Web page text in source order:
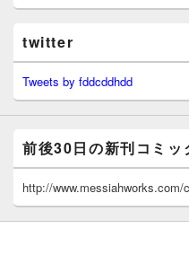
twitter
Tweets by fddcddhdd
前後30日の新刊コミッ
http://www.messiahworks.com/